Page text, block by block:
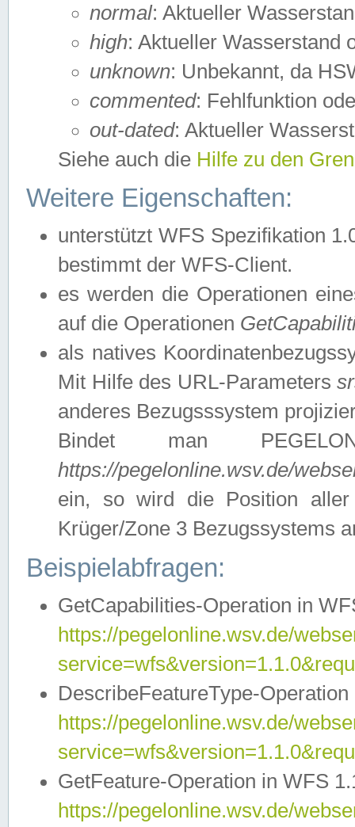
normal: Aktueller
high: Aktueller Wasserstand
unknown: Unbekannt, da
commented: Fehlfunktion
out-dated: Aktueller
Siehe auch die Hilfe zu den
Weitere Eigenschaften:
unterstützt WFS Spezifikation
bestimmt der WFS-Client.
es werden die Operationen
auf die Operationen
als natives
Mit Hilfe des URL-Parameters
anderes Bezugsssystem
Bindet man
https://pegelonline.wsv.de/
ein, so wird die Position
Krüger/Zone 3 Bezugssystems
Beispielabfragen:
GetCapabilities-Operation in
https://pegelonline.wsv.de/
DescribeFeatureType-
https://pegelonline.wsv.de/
GetFeature-Operation in WFS
https://pegelonline.wsv.de/